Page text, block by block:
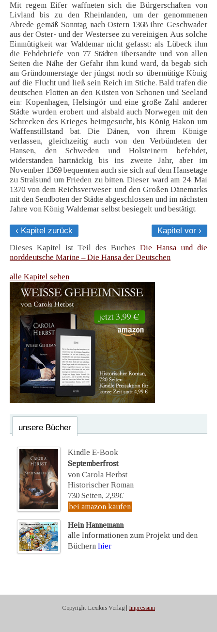
Mit regem Eifer waffneten sich die Bürgerschaften von
Livland bis zu den Rheinlanden, um der genommenen
Abrede gemäß Sonntag nach Ostern 1368 ihre Geschwader
aus der Oster- und der Westersee zu vereinigen. Aus solche
Einmütigkeit war Waldemar nicht gefasst: als Lübeck ihm
die Fehdebriefe von 77 Städten übersandte und von allen
Seiten die Nähe der Gefahr ihm kund ward, da begab sich
am Gründonnerstage der jüngst noch so übermütige König
auf die Flucht und ließ sein Reich im Stiche. Bald trafen die
deutschen Flotten an den Küsten von Schonen und Seeland
ein: Kopenhagen, Helsingör und eine große Zahl anderer
Städte wurden erobert und alsbald auch Norwegen mit den
Schrecken des Krieges heimgesucht, bis König Hakon um
Waffenstillstand bat. Die Dänen, von ihrem Könige
verlassen, gleichzeitig auch von den Verbündeten der
Hansen, den Schweden und Holsteinern befehdet,
widerstanden hartnäckig bis ins zweite Jahr, aber im
November 1369 bequemten auch sie sich auf dem Hansetage
zu Stralsund um Frieden zu bitten. Dieser ward am 24. Mai
1370 von dem Reichsverweser und den Großen Dänemarks
mit den Sendboten der Städte abgeschlossen und im nächsten
Jahre von König Waldemar selbst besiegelt und bestätigt.
‹ Kapitel zurück
Kapitel vor ›
Dieses Kapitel ist Teil des Buches Die Hansa und die
norddeutsche Marine – Die Hansa der Deutschen
alle Kapitel sehen
unsere Bücher
Kindle E-Book
Septemberfrost
von Carola Herbst
Historischer Roman
730 Seiten, 2,99€
bei amazon kaufen
Hein Hannemann
alle Informationen zum Projekt und den
Büchern hier
Copyright Lexikus Verlag | Impressum